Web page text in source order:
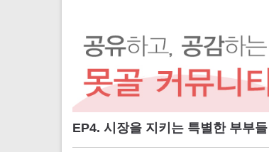
EP4. 시장을 지키는 특별한 부부